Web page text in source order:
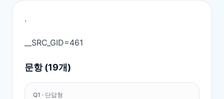
.
문항 (19개)
Q1 · 단답형